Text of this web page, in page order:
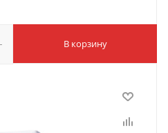
В корзину